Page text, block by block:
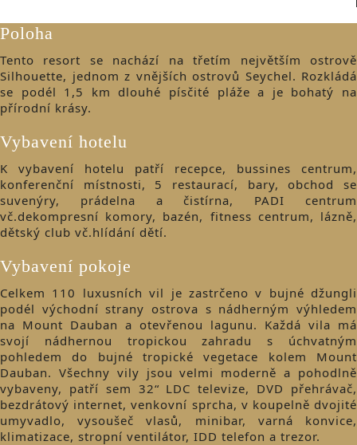
Poloha
Tento resort se nachází na třetím největším ostrově
Silhouette, jednom z vnějších ostrovů Seychel. Rozkládá
se podél 1,5 km dlouhé písčité pláže a je bohatý na
přírodní krásy.
Vybavení hotelu
K vybavení hotelu patří recepce, bussines centrum,
konferenční místnosti, 5 restaurací, bary, obchod se
suvenýry, prádelna a čistírna, PADI centrum
vč.dekompresní komory, bazén, fitness centrum, lázně,
dětský club vč.hlídání dětí.
Vybavení pokoje
Celkem 110 luxusních vil je zastrčeno v bujné džungli
podél východní strany ostrova s nádherným výhledem
na Mount Dauban a otevřenou lagunu. Každá vila má
svojí nádhernou tropickou zahradu s úchvatným
pohledem do bujné tropické vegetace kolem Mount
Dauban. Všechny vily jsou velmi moderně a pohodlně
vybaveny, patří sem 32“ LDC televize, DVD přehrávač,
bezdrátový internet, venkovní sprcha, v koupelně dvojité
umyvadlo, vysoušeč vlasů, minibar, varná konvice,
klimatizace, stropní ventilátor, IDD telefon a trezor.